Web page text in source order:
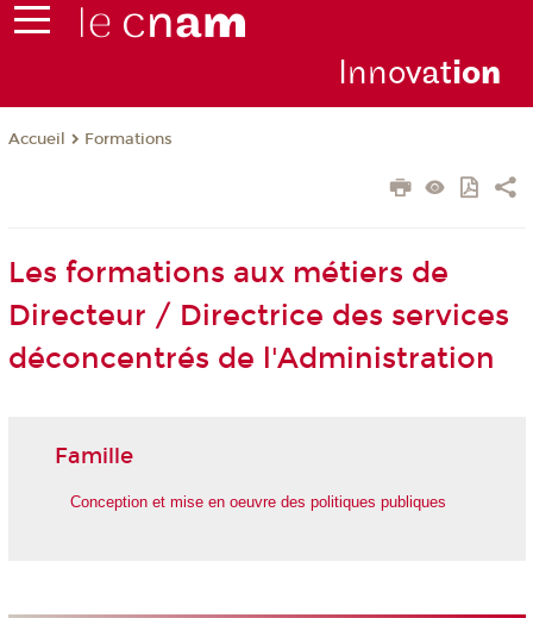
Innovation
Accueil Formations
Les formations aux métiers de
Directeur / Directrice des services
déconcentrés de l'Administration
Famille
Conception et mise en oeuvre des politiques publiques